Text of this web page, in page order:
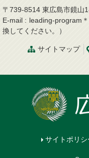
〒739-8514 東広島市鏡山
E-mail : leading-program
換してください。）
サイトマップ
サイトポリシ